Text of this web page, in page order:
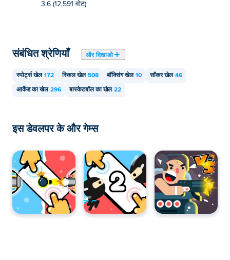
3.6 (12,591 वोट)
संबंधित श्रेणियाँ और दिखाओ
स्पोर्ट्स खेल 172 स्किल खेल 508 बॉक्सिंग खेल 10 सॉकर खेल 46
आर्केड का खेल 296 बास्केटबॉल का खेल 22
इस डेवलपर के और गेम्स